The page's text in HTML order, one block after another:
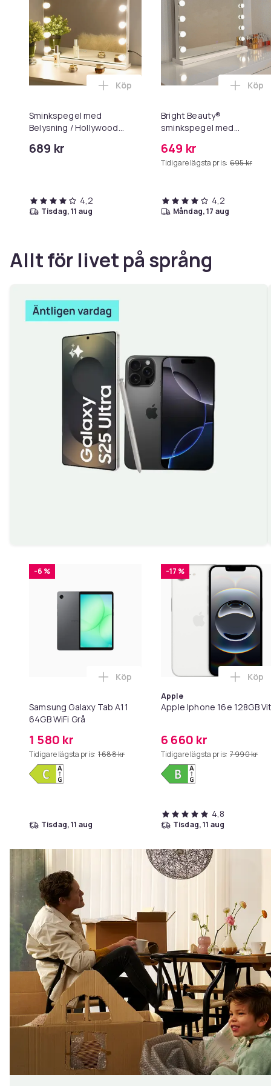
Sminkspegel med
Belysning / Hollywood
689 kr
Lägg till Sminkspegel med
Köp
4,2
tisdag, 11 aug
Bright Beauty®
sminkspegel med
Hollywoodspegel – 58×46
cm – 15 LED-lampor – 3
laddningsport – Vit
649 kr
Tidigare lägsta pris: 695 kr
Köp
4,2
måndag, 17 aug
Allt för livet på språng
-6 %
Samsung Galaxy Tab A11
64GB WiFi Grå
1 580 kr
Tidigare lägsta pris: 1 688 kr
Lägg till Samsung Galaxy Tab A11
Köp
tisdag, 11 aug
-17 %
Apple
Apple Iphone 16e 128GB
6 660 kr
Tidigare lägsta pris: 7 990 kr
Köp
4,8
tisdag, 11 aug